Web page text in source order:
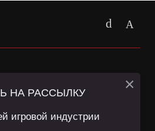
и сервис «Яндекс
и
НА РАССЫЛКУ
игровой индустрии
×